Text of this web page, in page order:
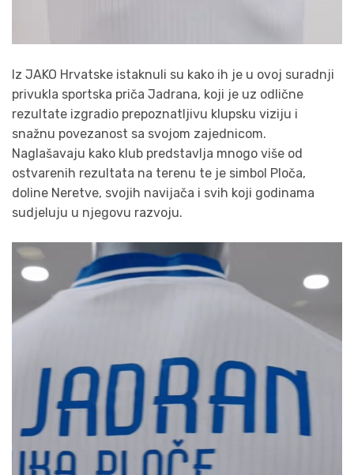
Iz JAKO Hrvatske istaknuli su kako ih je u ovoj suradnji
privukla sportska priča Jadrana, koji je uz odlične
rezultate izgradio prepoznatljivu klupsku viziju i
snažnu povezanost sa svojom zajednicom.
Naglašavaju kako klub predstavlja mnogo više od
ostvarenih rezultata na terenu te je simbol Ploča,
doline Neretve, svojih navijača i svih koji godinama
sudjeluju u njegovu razvoju.